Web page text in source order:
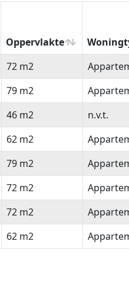
Oppervlakte
Oppervlakte
72 m2
79 m2
46 m2 n.v.t.
62 m2
79 m2
72 m2
72 m2
62 m2